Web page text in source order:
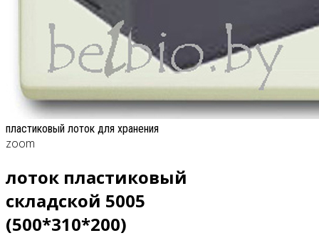
пластиковый лоток для хранения
zoom
лоток пластиковый
складской 5005
(500*310*200)